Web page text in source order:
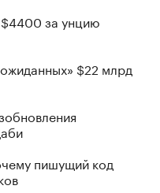
за унцию
$22 млрд
пишущий код